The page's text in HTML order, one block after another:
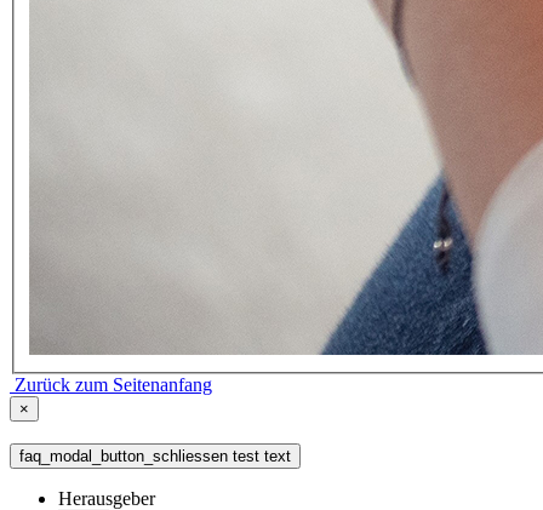
Zurück zum Seitenanfang
×
faq_modal_button_schliessen test text
Herausgeber